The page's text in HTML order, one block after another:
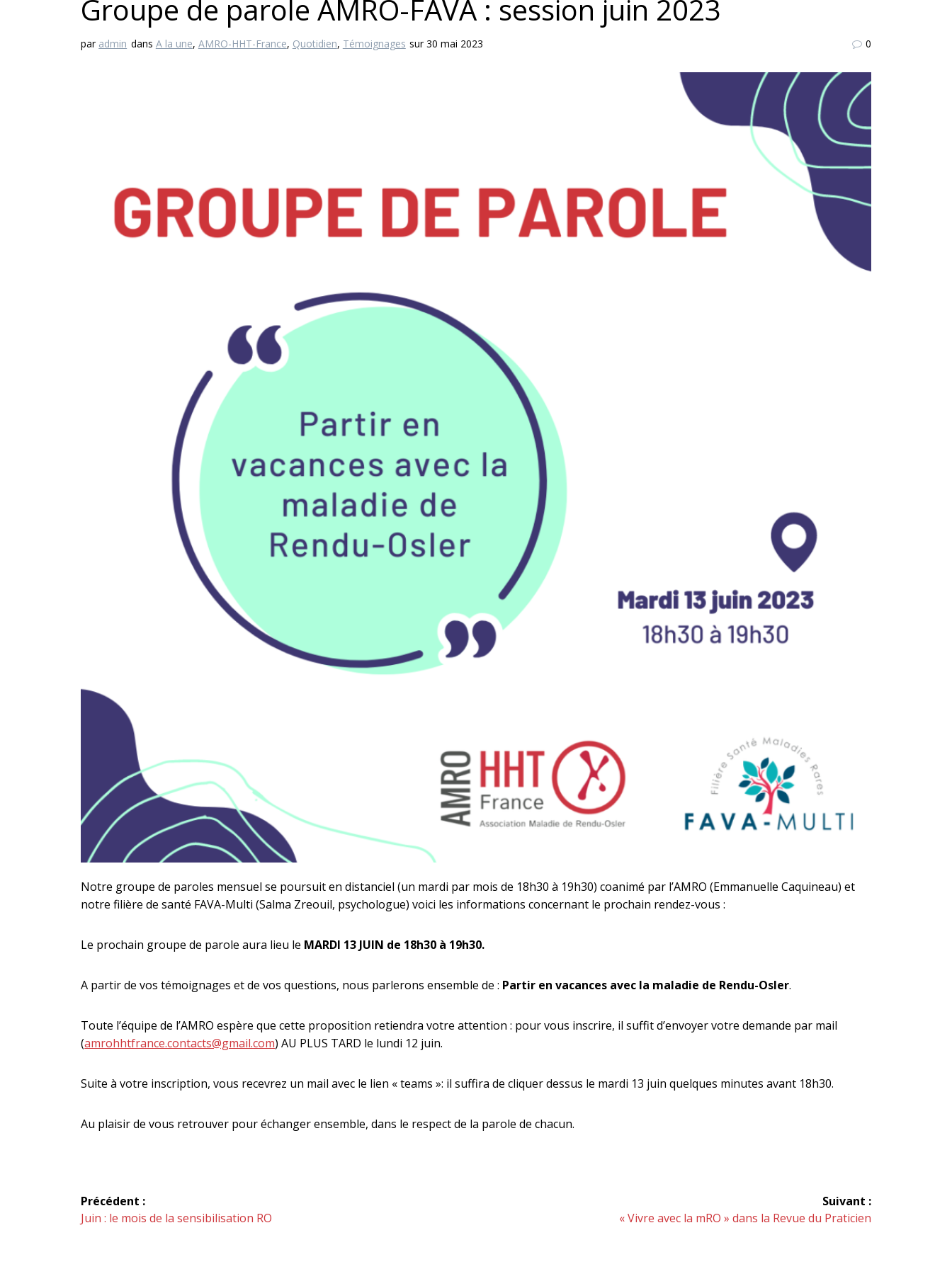
Groupe de parole AMRO-FAVA : session juin 2023
par admin dans A la une, AMRO-HHT-France, Quotidien, Témoignages sur 30 mai 2023 0
Notre groupe de paroles mensuel se poursuit en distanciel (un mardi par mois de 18h30 à 19h30) coanimé par l’AMRO (Emmanuelle Caquineau) et
notre filière de santé FAVA-Multi (Salma Zreouil, psychologue) voici les informations concernant le prochain rendez-vous :
Le prochain groupe de parole aura lieu le MARDI 13 JUIN de 18h30 à 19h30.
A partir de vos témoignages et de vos questions, nous parlerons ensemble de : Partir en vacances avec la maladie de Rendu-Osler.
Toute l’équipe de l’AMRO espère que cette proposition retiendra votre attention : pour vous inscrire, il suffit d’envoyer votre demande par mail
(amrohhtfrance.contacts@gmail.com) AU PLUS TARD le lundi 12 juin.
Suite à votre inscription, vous recevrez un mail avec le lien « teams »: il suffira de cliquer dessus le mardi 13 juin quelques minutes avant 18h30.
Au plaisir de vous retrouver pour échanger ensemble, dans le respect de la parole de chacun.
Navigation
de
Précédent :
Article
Juin : le mois de la sensibilisation RO
Suivant :
Article
« Vivre avec la mRO » dans la Revue du Praticien